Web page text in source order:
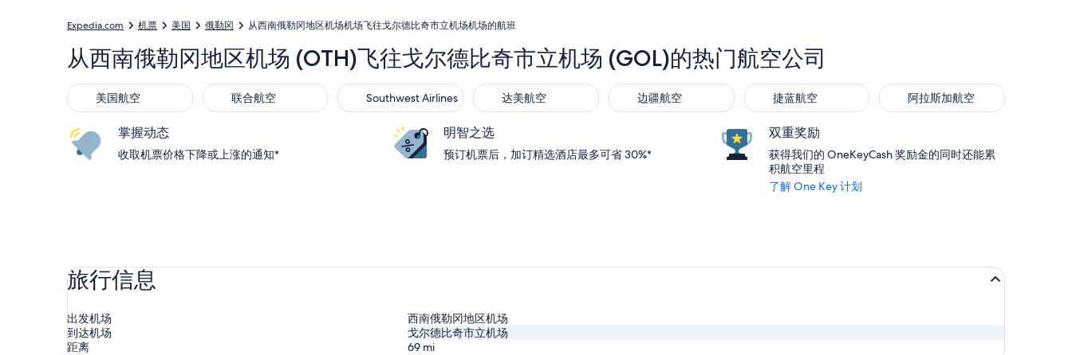
Expedia.com 机票 美国 俄勒冈 从西南俄勒冈地区机场机场飞往戈尔德比奇市立机场机场的航班
从西南俄勒冈地区机场 (OTH)飞往戈尔德比奇市立机场 (GOL)的热门航空公司
美国航空
美国航空 联合航空
联合航空 Southwest Airlines
Southwest Airlines 达美航空
达美航空 边疆航空
边疆航空 捷蓝航空
捷蓝航空 阿拉斯加航空
阿拉斯加航空
掌握动态
收取机票价格下降或上涨的通知*
明智之选
预订机票后，加订精选酒店最多可省 30%*
双重奖励
获得我们的 OneKeyCash 奖励金的同时还能累
积航空里程
了解 One Key 计划
旅行信息
出发机场
西南俄勒冈地区机场
到达机场
戈尔德比奇市立机场
距离
69 mi